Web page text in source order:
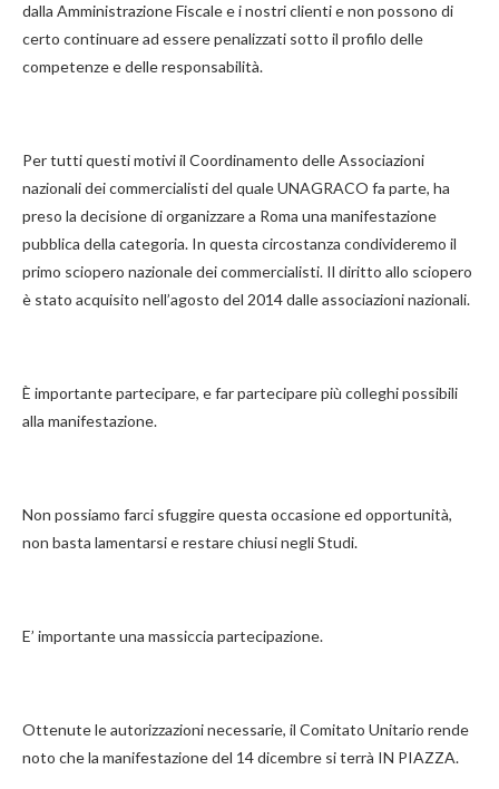
dalla Amministrazione Fiscale e i nostri clienti e non possono di
certo continuare ad essere penalizzati sotto il profilo delle
competenze e delle responsabilità.
Per tutti questi motivi il Coordinamento delle Associazioni
nazionali dei commercialisti del quale UNAGRACO fa parte, ha
preso la decisione di organizzare a Roma una manifestazione
pubblica della categoria. In questa circostanza condivideremo il
primo sciopero nazionale dei commercialisti. Il diritto allo sciopero
è stato acquisito nell’agosto del 2014 dalle associazioni nazionali.
È importante partecipare, e far partecipare più colleghi possibili
alla manifestazione.
Non possiamo farci sfuggire questa occasione ed opportunità,
non basta lamentarsi e restare chiusi negli Studi.
E’ importante una massiccia partecipazione.
Ottenute le autorizzazioni necessarie, il Comitato Unitario rende
noto che la manifestazione del 14 dicembre si terrà IN PIAZZA.